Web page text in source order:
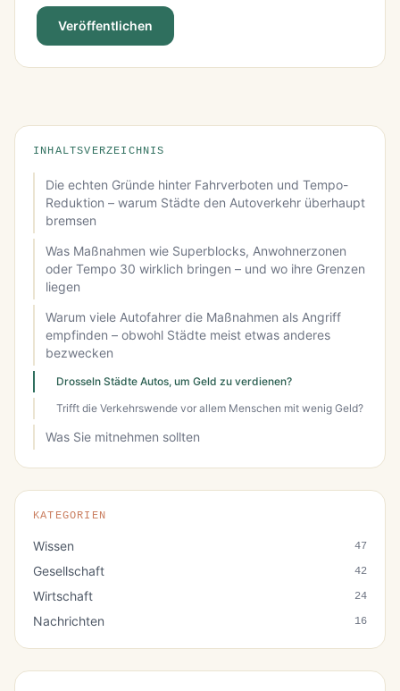
Veröffentlichen
INHALTSVERZEICHNIS
Die echten Gründe hinter Fahrverboten und Tempo-
Reduktion – warum Städte den Autoverkehr überhaupt
bremsen
Was Maßnahmen wie Superblocks, Anwohnerzonen
oder Tempo 30 wirklich bringen – und wo ihre Grenzen
liegen
Warum viele Autofahrer die Maßnahmen als Angriff
empfinden – obwohl Städte meist etwas anderes
bezwecken
Drosseln Städte Autos, um Geld zu verdienen?
Trifft die Verkehrswende vor allem Menschen mit wenig Geld?
Was Sie mitnehmen sollten
KATEGORIEN
Wissen 47
Gesellschaft 42
Wirtschaft 24
Nachrichten 16